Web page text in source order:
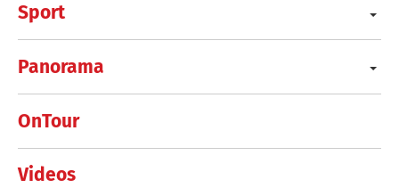
Sport
Panorama
OnTour
Videos